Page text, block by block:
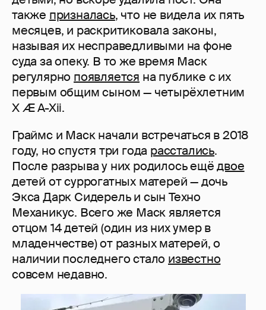
также призналась, что не видела их пять
месяцев, и раскритиковала законы,
называя их несправедливыми на фоне
суда за опеку. В то же время Маск
регулярно появляется на публике с их
первым общим сыном — четырёхлетним
X Æ A-Xii.
Граймс и Маск начали встречаться в 2018
году, но спустя три года расстались.
После разрыва у них родилось ещёдвое
детей от суррогатных матерей — дочь
Экса Дарк Сидерель и сын Техно
Механикус. Всего же Маск является
отцом 14 детей (один из них умер в
младенчестве) от разных матерей, о
наличии последнего стало известно
совсем недавно.